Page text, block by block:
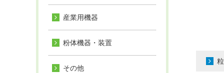
産業用機器
粉体機器・装置
その他